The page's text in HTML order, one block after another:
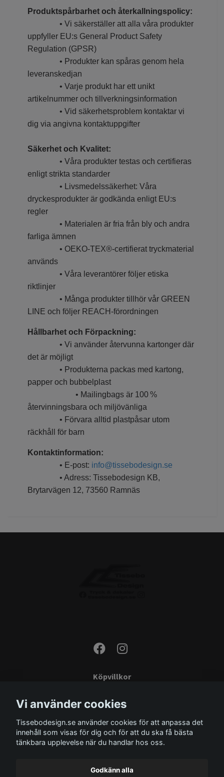
Produktspårbarhet och återkallningspolicy:
• Vi säkerställer att alla våra produkter
uppfyller EU:s General Product Safety
Regulation (GPSR)
• Produkter kan spåras genom hela
leveranskedjan
• Varje produkt har ett unikt
artikelnummer och tillverkningsinformation
• Vid säkerhetsproblem kontaktar vi
dig via angivna kontaktuppgifter
Säkerhet och Kvalitet:
• Våra produkter testas och certifieras
enligt strikta standarder
• Livsmedelssäkerhet: Våra
dryckesprodukter är godkända enligt EU:s
regler
• Materialen är fria från bly och andra
farliga ämnen
• OEKO-TEX®-certifierat tryckmaterial
används
• Våra leverantörer följer etiska
riktlinjer
• Många produkter tillhör vår GREEN
LINE och följer REACH-förordningen
Hållbarhet och Förpackning:
• Vi använder återvunna kartonger där
det är möjligt
• Produkterna packas med kartong,
papper och bubbelplast
• Mailingbags är 100 %
återvinningsbara och miljövänliga
• Förvara alltid plastpåsar utom
räckhåll för barn
Kontaktinformation:
• E-post: info@tissebodesign.se
• Adress: Tissebodesign KB,
Brytarvägen 12, 73560 Ramnäs
Köpvillkor
Monteringsinstruktioner
Miljö
Storleksguide
Vi använder cookies
Tissebodesign.se använder cookies för att anpassa det
innehåll som visas för dig och för att du ska få bästa
tänkbara upplevelse när du handlar hos oss.
Godkänn alla